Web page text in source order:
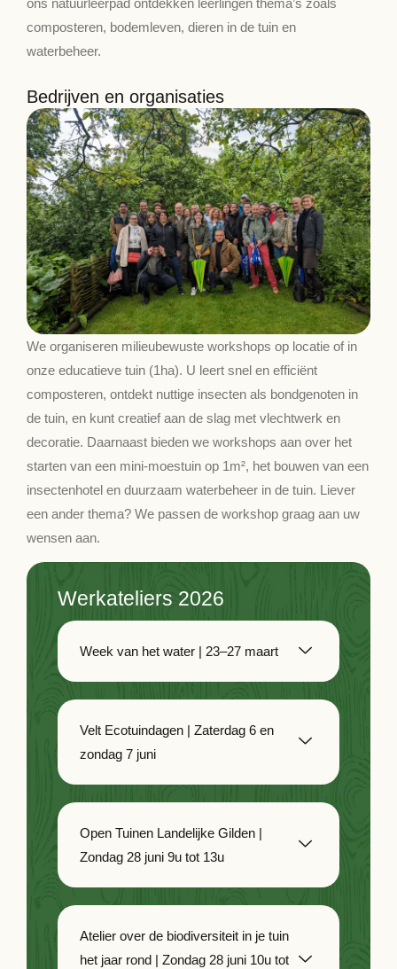
Werkateliers 2026
Week van het water | 23–27 maart
Velt Ecotuindagen | Zaterdag 6 en
zondag 7 juni
Open Tuinen Landelijke Gilden |
Zondag 28 juni 9u tot 13u
Atelier over de biodiversiteit in je tuin
het jaar rond | Zondag 28 juni 10u tot
ons natuurleerpad ontdekken leerlingen thema’s zoals
composteren, bodemleven, dieren in de tuin en
waterbeheer.
Bedrijven en organisaties
We organiseren milieubewuste workshops op locatie of in
onze educatieve tuin (1ha). U leert snel en efficiënt
composteren, ontdekt nuttige insecten als bondgenoten in
de tuin, en kunt creatief aan de slag met vlechtwerk en
decoratie. Daarnaast bieden we workshops aan over het
starten van een mini-moestuin op 1m², het bouwen van een
insectenhotel en duurzaam waterbeheer in de tuin. Liever
een ander thema? We passen de workshop graag aan uw
wensen aan.